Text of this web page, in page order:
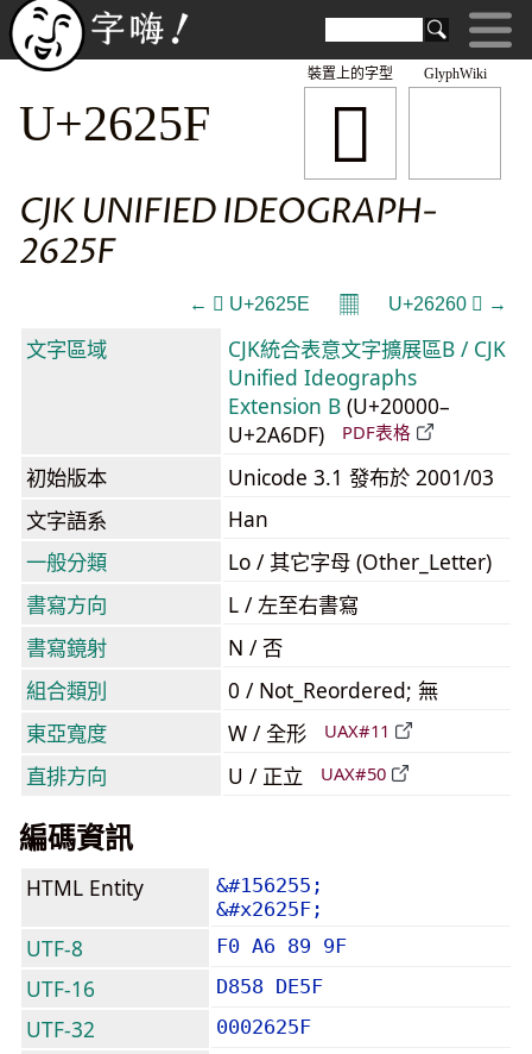
GlyphWiki
𦉟
裝置上的字型
U+2625F
CJK UNIFIED IDEOGRAPH-
2625F
← 𦉞 U+2625E 𝄜 U+26260 𦉠 →
文字區域
CJK統合表意文字擴展區B / CJK
Unified Ideographs
Extension B (U+20000–
U+2A6DF)
PDF表格
初始版本
Unicode 3.1 發布於 2001/03
文字語系
Han
一般分類
Lo / 其它字母 (Other_Letter)
書寫方向
L / 左至右書寫
書寫鏡射
N / 否
組合類別
0 / Not_Reordered; 無
東亞寬度
W / 全形 UAX#11
直排方向 U / 正立 UAX#50
編碼資訊
HTML Entity
&#156255;
&#x2625F;
UTF-8 F0 A6 89 9F
UTF-16 D858 DE5F
UTF-32 0002625F